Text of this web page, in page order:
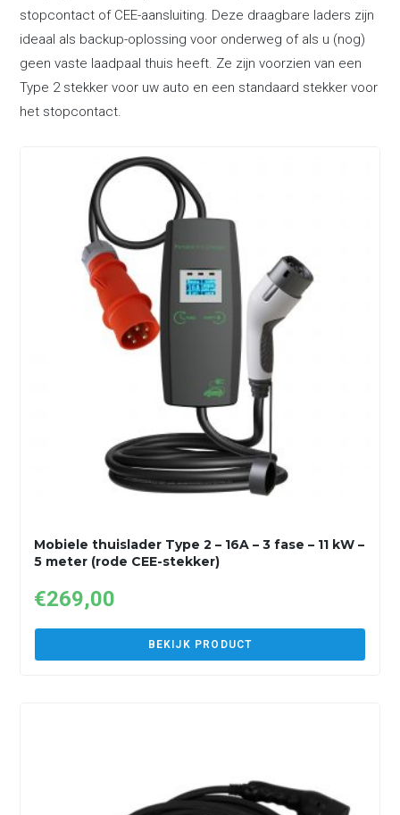
stopcontact of CEE-aansluiting. Deze draagbare laders zijn
ideaal als backup-oplossing voor onderweg of als u (nog)
geen vaste laadpaal thuis heeft. Ze zijn voorzien van een
Type 2 stekker voor uw auto en een standaard stekker voor
het stopcontact.
Mobiele thuislader Type 2 – 16A – 3 fase – 11 kW –
5 meter (rode CEE-stekker)
€269,00
BEKIJK PRODUCT